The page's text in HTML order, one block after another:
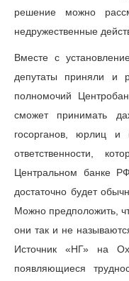
решение можно
недружественные
Вместе с
депутаты приняли и
полномочий
сможет принимать
госорганов, юрлиц
ответственности,
Центральном банке
достаточно будет
Можно предположить,
они так и не
Источник «НГ» на
появляющиеся